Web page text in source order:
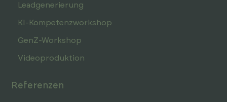
Leadgenerierung
KI-Kompetenz­workshop
GenZ-Workshop
Videoproduktion
Referenzen